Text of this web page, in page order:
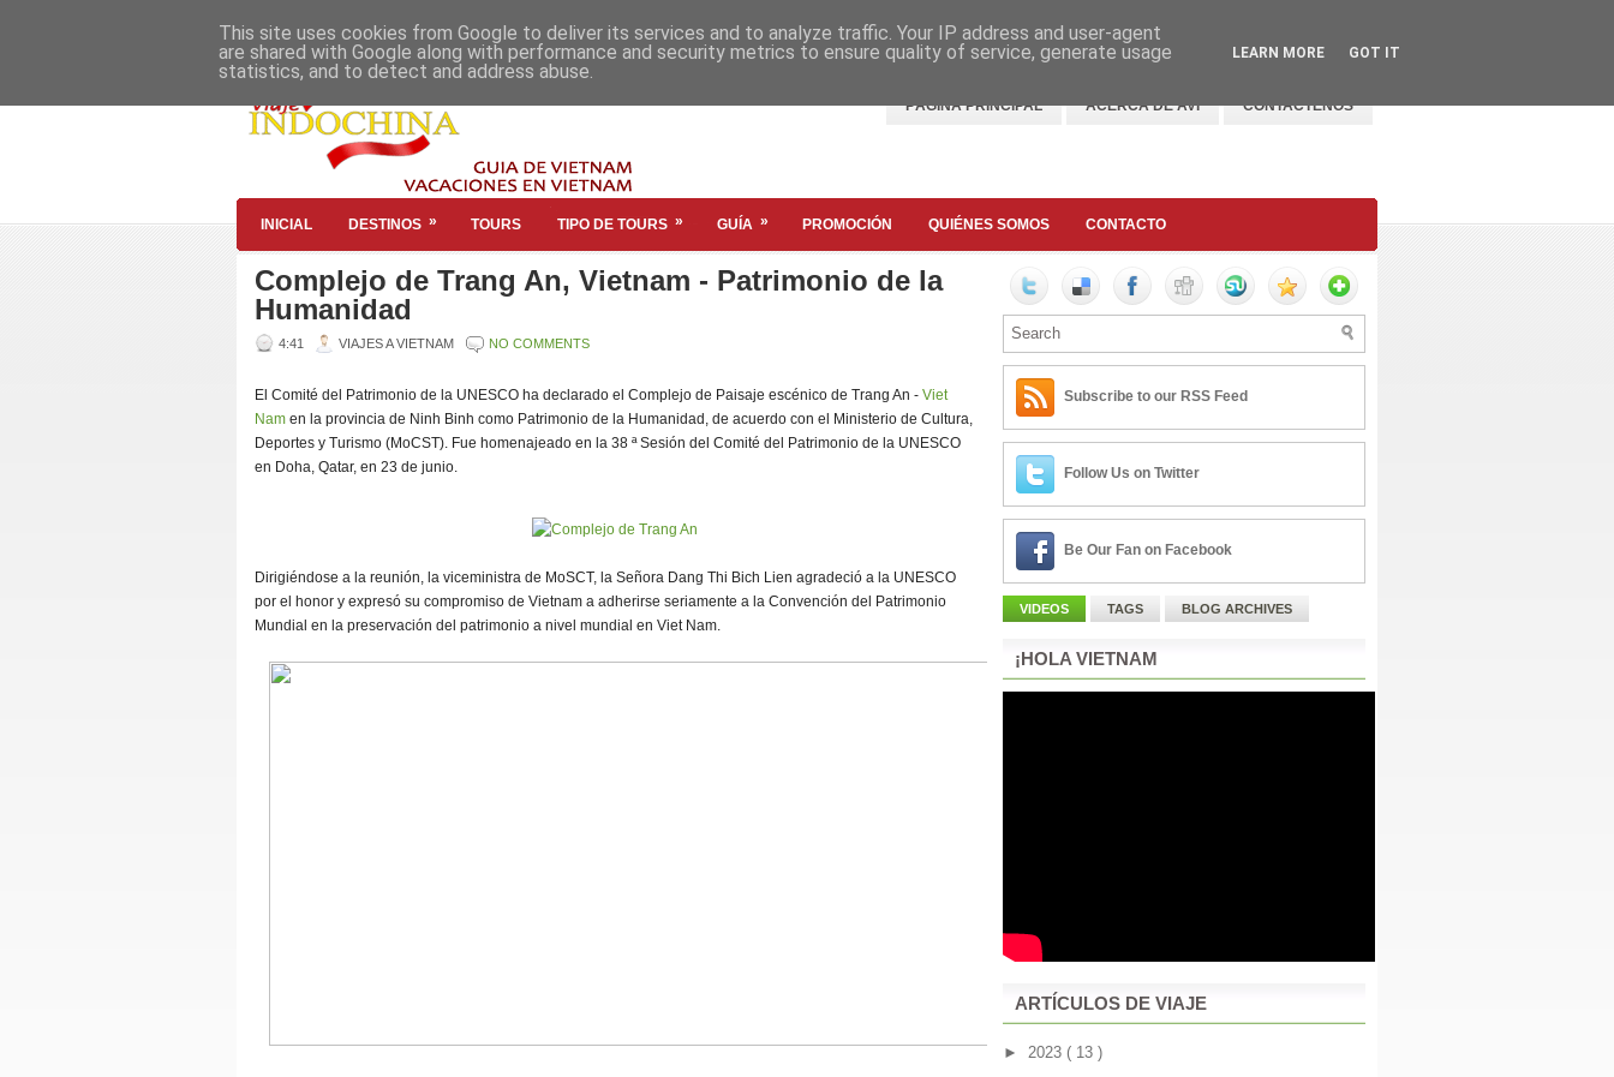
PÁGINA PRINCIPAL ACERCA DE AVI CONTACTENOS
INICIAL DESTINOS » TOURS TIPO DE TOURS » GUÍA » PROMOCIÓN QUIÉNES SOMOS CONTACTO
Complejo de Trang An, Vietnam - Patrimonio de la
Humanidad
4:41 VIAJES A VIETNAM NO COMMENTS
El Comité del Patrimonio de la UNESCO ha declarado el Complejo de Paisaje escénico de Trang An - Viet
Nam en la provincia de Ninh Binh como Patrimonio de la Humanidad, de acuerdo con el Ministerio de Cultura,
Deportes y Turismo (MoCST). Fue homenajeado en la 38 ª Sesión del Comité del Patrimonio de la UNESCO
en Doha, Qatar, en 23 de junio.
Dirigiéndose a la reunión, la viceministra de MoSCT, la Señora Dang Thi Bich Lien agradeció a la UNESCO
por el honor y expresó su compromiso de Vietnam a adherirse seriamente a la Convención del Patrimonio
Mundial en la preservación del patrimonio a nivel mundial en Viet Nam.
Subscribe to our RSS Feed
Follow Us on Twitter
Be Our Fan on Facebook
VIDEOS TAGS BLOG ARCHIVES
¡HOLA VIETNAM
ARTÍCULOS DE VIAJE
► 2023 ( 13 )
This site uses cookies from Google to deliver its services and to analyze traffic. Your IP address and user-agent
are shared with Google along with performance and security metrics to ensure quality of service, generate usage
statistics, and to detect and address abuse.
LEARN MORE GOT IT